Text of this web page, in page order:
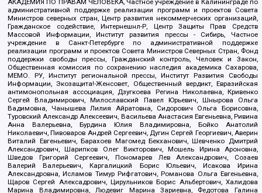
АКАДЕМИЯ ПО ПРАВАМ ЧЕЛОВЕКА, Частное учреждение в Калининграде по
административной поддержке реализации программ и проектов Совета
Министров северных стран, Центр развития некоммерческих организаций,
Гражданское содействие, Интернешнл-Р, Центр Защиты Прав Средств
Массовой Информации, Институт развития прессы - Сибирь, Частное
учреждение в Санкт-Петербурге по административной поддержке
реализации программ и проектов Совета Министров Северных Стран, Фонд
поддержки свободы прессы, Гражданский контроль, Человек и Закон,
Общественная комиссия по сохранению наследия академика Сахарова,
МЕМО. РУ, Институт региональной прессы, Институт Развития Свободы
Информации, Экозащита!-Женсовет, Общественный вердикт, Евразийская
антимонопольная ассоциация, Дзугкоева Регина Николаевна, Кривенко
Сергей Владимирович, Милославский Павел Юрьевич, Шнырова Ольга
Вадимовна, Чанышева Лилия Айратовна, Сидорович Ольга Борисовна,
Туровский Александр Алексеевич, Васильева Анастасия Евгеньевна, Ривина
Анна Валерьевна, Бурдина Юлия Владимировна, Бойко Анатолий
Николаевич, Пивоваров Андрей Сергеевич, Дугин Сергей Георгиевич, Аверин
Виталий Евгеньевич, Барахоев Магомед Бекханович, Шевченко Дмитрий
Александрович, Шарипков Олег Викторович, Мошель Ирина Ароновна,
Шведов Григорий Сергеевич, Пономарев Лев Александрович, Созаев
Валерий Валерьевич, Каргалицкий Борис Юльевич, Исакова Ирина
Александровна, Исламов Тимур Рифгатович, Романова Ольга Евгеньевна,
Щаров Сергей Алексадрович, Цирульников Борис Альбертович, Халидова
Марина Владимировна, Людевиг Марина Зариевна, Федотова Галина